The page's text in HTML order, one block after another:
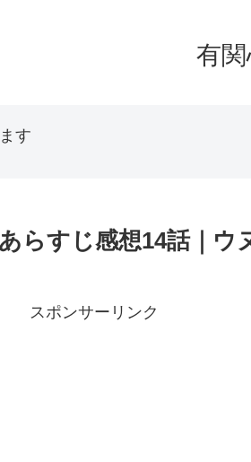
有
す
らすじ感想14話｜ウ
スポンサーリンク